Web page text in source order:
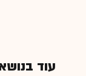
עוד